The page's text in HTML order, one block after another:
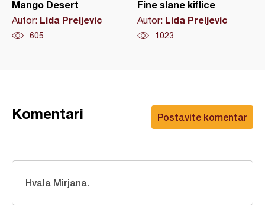
Mango Desert
Autor: Lida Preljevic
605
Fine slane kiflice
Autor: Lida Preljevic
1023
Postavite komentar
Komentari
Hvala Mirjana.